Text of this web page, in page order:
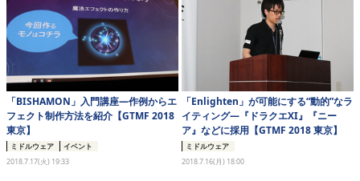
「BISHAMON」入門講座―作例からエ
フェクト制作方法を紹介【GTMF 2018
東京】
ミドルウェア
イベント
2018.7.17(火) 19:33
「Enlighten」が可能にする“動的”なラ
イティング―『ドラクエXI』『ニー
ア』などに採用【GTMF 2018 東京】
ミドルウェア
2018.7.16(月) 18:00